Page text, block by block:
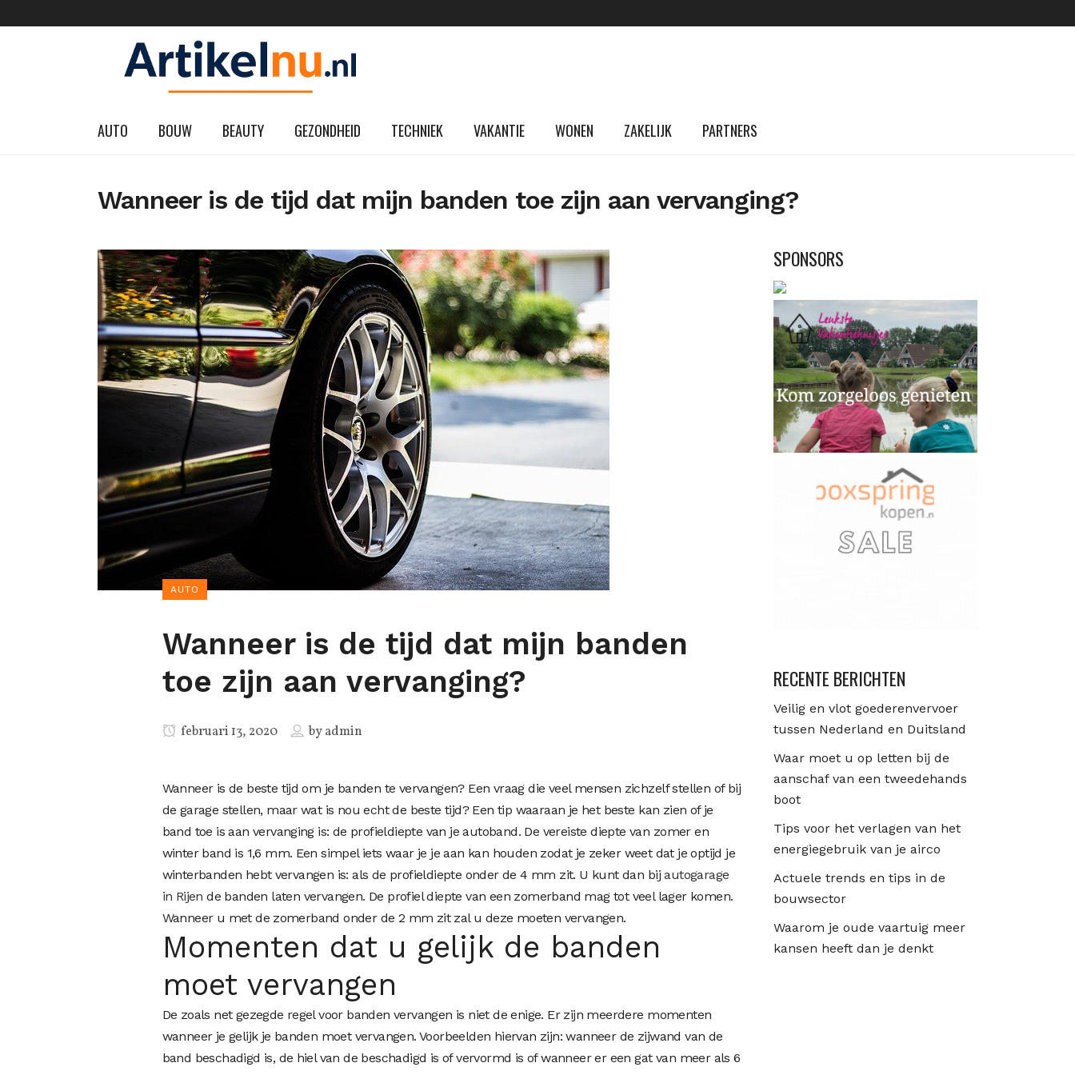
AUTO BOUW BEAUTY GEZONDHEID TECHNIEK VAKANTIE WONEN ZAKELIJK PARTNERS
Wanneer is de tijd dat mijn banden toe zijn aan vervanging?
AUTO
Wanneer is de tijd dat mijn banden
toe zijn aan vervanging?
februari 13, 2020 byadmin
Wanneer is de beste tijd om je banden te vervangen? Een vraag die veel mensen zichzelf stellen of bij
de garage stellen, maar wat is nou echt de beste tijd? Een tip waaraan je het beste kan zien of je
band toe is aan vervanging is: de profieldiepte van je autoband. De vereiste diepte van zomer en
winter band is 1,6 mm. Een simpel iets waar je je aan kan houden zodat je zeker weet dat je optijd je
winterbanden hebt vervangen is: als de profieldiepte onder de 4 mm zit. U kunt dan bijautogarage
in Rijen de banden laten vervangen. De profiel diepte van een zomerband mag tot veel lager komen.
Wanneer u met de zomerband onder de 2 mm zit zal u deze moeten vervangen.
Momenten dat u gelijk de banden
moet vervangen
De zoals net gezegde regel voor banden vervangen is niet de enige. Er zijn meerdere momenten
wanneer je gelijk je banden moet vervangen. Voorbeelden hiervan zijn: wanneer de zijwand van de
band beschadigd is, de hiel van de beschadigd is of vervormd is of wanneer er een gat van meer als 6
SPONSORS
RECENTE BERICHTEN
Veilig en vlot goederenvervoer
tussen Nederland en Duitsland
Waar moet u op letten bij de
aanschaf van een tweedehands
boot
Tips voor het verlagen van het
energiegebruik van je airco
Actuele trends en tips in de
bouwsector
Waarom je oude vaartuig meer
kansen heeft dan je denkt